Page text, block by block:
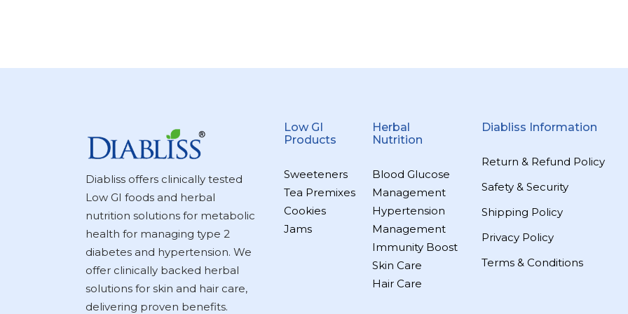
Diabliss offers clinically tested
Low GI foods and herbal
nutrition solutions for metabolic
health for managing type 2
diabetes and hypertension. We
offer clinically backed herbal
solutions for skin and hair care,
delivering proven benefits.
Low GI
Products
Sweeteners
Tea Premixes
Cookies
Jams
Herbal
Nutrition
Blood Glucose
Management
Hypertension
Management
Immunity Boost
Skin Care
Hair Care
Diabliss Information
Return & Refund Policy
Safety & Security
Shipping Policy
Privacy Policy
Terms & Conditions